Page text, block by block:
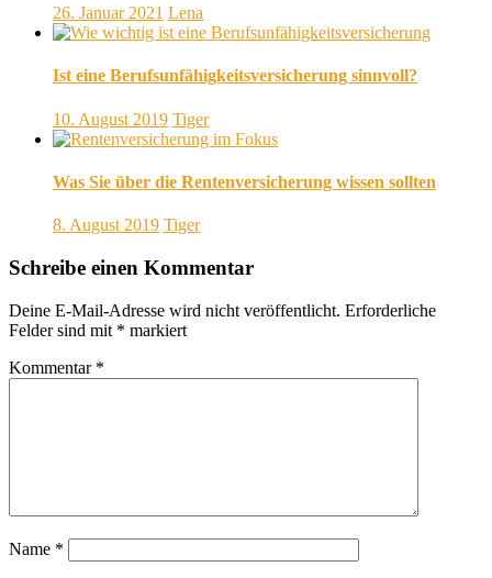
26. Januar 2021 Lena
Ist eine Berufsunfähigkeitsversicherung sinnvoll?
10. August 2019 Tiger
Was Sie über die Rentenversicherung wissen sollten
8. August 2019 Tiger
Schreibe einen Kommentar
Deine E-Mail-Adresse wird nicht veröffentlicht. Erforderliche
Felder sind mit * markiert
Kommentar *
Name *